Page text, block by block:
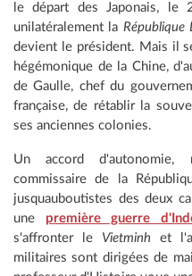
le départ des Japonais, le
unilatéralement la République
devient le président. Mais il
hégémonique de la Chine,
de Gaulle, chef du
française, de rétablir la
ses anciennes colonies.
Un accord d'autonomie,
commissaire de la
jusquauboutistes des deux
une première guerre
s'affronter le Vietminh et
militaires sont dirigées de